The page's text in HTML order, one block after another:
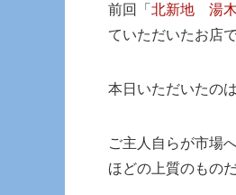
前回「 北新地 湯
ていただいたお店
本日いただいたのは
ご主人自らが市場
ほどの上質のもの